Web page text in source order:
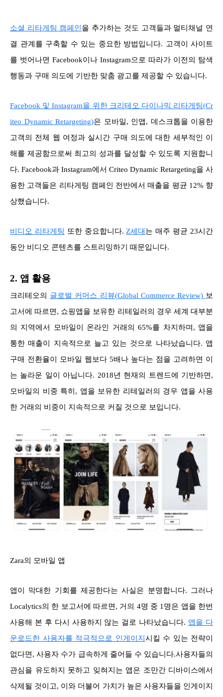
소셜 리타게팅 캠페인 을 추가하는 것도 고객들과 멀티채널 연
결 관계를 구축할 수 있는 중요한 방법입니다. 고객이 사이트
를 벗어나면 Facebook이나 Instagram으로 따라가 이전의 탐색
행동과 구매 의도에 기반한 맞춤 광고를 제공할 수 있습니다.
Facebook 및 Instagram을 위한 크리테오 다이나믹 리타게팅(Cr
iteo Dynamic Retargeting)은 모바일, 인앱, 데스크톱을 이용한
고객의 전체 웹 여정과 실시간 구매 의도에 대한 세부적인 이
해를 제공함으로써 최고의 성과를 달성할 수 있도록 지원합니
다. Facebook과 Instagram에서 Criteo Dynamic Retargeting을 사
용한 고객들은 리타게팅 캠페인 전반에서 매출을 평균 12% 향
상했습니다.
비디오 리타게팅 또한 중요합니다. Z세대 는 매주 평균 23시간
동안 비디오 콘텐츠를 스트리밍하기 때문입니다.
2. 앱 활용
크리테오의 글로벌 커머스 리뷰(Global Commerce Review) 보
고서에 따르면, 쇼핑앱을 보유한 리테일러의 경우 세계 대부분
의 지역에서 모바일이 온라인 거래의 65%를 차지하며, 앱을
통한 매출이 지속적으로 늘고 있는 것으로 나타났습니다. 앱
구매 전환율이 모바일 웹보다 5배나 높다는 점을 고려하면 이
는 놀라운 일이 아닙니다. 2018년 현재의 트렌드에 기반하면,
모바일의 비중 특히, 앱을 보유한 리테일러의 경우 앱을 사용
한 거래의 비중이 지속적으로 커질 것으로 보입니다.
Zara의 모바일 앱
앱이 막대한 기회를 제공한다는 사실은 분명합니다. 그러나
Localytics의 한 보고서에 따르면, 거의 4명 중 1명은 앱을 한번
사용해 본 후 다시 사용하지 않는 걸로 나타났습니다. 앱을 다
운로드한 사용자를 적극적으로 인게이지 시킬 수 있는 전략이
없다면, 사용자 수가 급속하게 줄어들 수 있습니다.사용자들의
관심을 유도하지 못하고 잊혀지는 앱은 조만간 디바이스에서
삭제될 것이고, 이와 더불어 가치가 높은 사용자들을 인게이지